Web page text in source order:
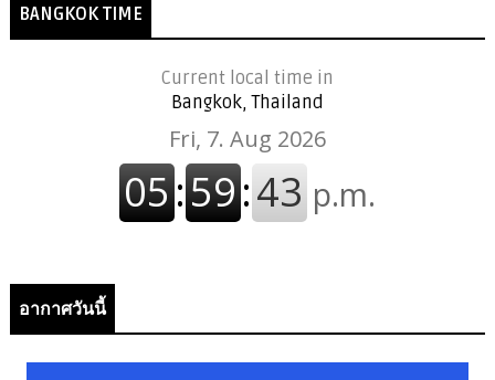
BANGKOK TIME
Current local time in
Bangkok, Thailand
อากาศวันนี้